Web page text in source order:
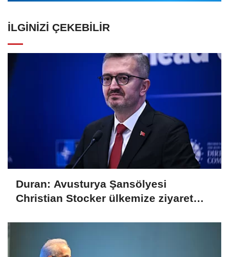
İLGINIZI ÇEKEBILIR
Duran: Avusturya Şansölyesi
Christian Stocker ülkemize ziyaret